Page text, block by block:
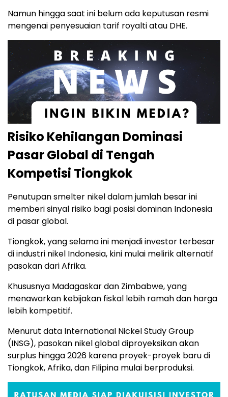
Namun hingga saat ini belum ada keputusan resmi
mengenai penyesuaian tarif royalti atau DHE.
Risiko Kehilangan Dominasi
Pasar Global di Tengah
Kompetisi Tiongkok
Penutupan smelter nikel dalam jumlah besar ini
memberi sinyal risiko bagi posisi dominan Indonesia
di pasar global.
Tiongkok, yang selama ini menjadi investor terbesar
di industri nikel Indonesia, kini mulai melirik alternatif
pasokan dari Afrika.
Khususnya Madagaskar dan Zimbabwe, yang
menawarkan kebijakan fiskal lebih ramah dan harga
lebih kompetitif.
Menurut data International Nickel Study Group
(INSG), pasokan nikel global diproyeksikan akan
surplus hingga 2026 karena proyek-proyek baru di
Tiongkok, Afrika, dan Filipina mulai berproduksi.